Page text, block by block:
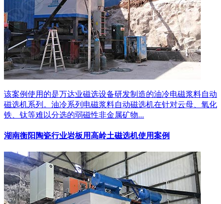
该案例使用的是万达业磁选设备研发制造的油冷电磁浆料自动
磁选机系列。油冷系列电磁浆料自动磁选机在针对云母、氧化
铁、钛等难以分选的弱磁性非金属矿物...
湖南衡阳陶瓷行业岩板用高岭土磁选机使用案例